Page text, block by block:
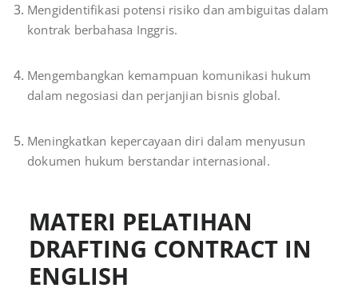
Mengidentifikasi potensi risiko dan ambiguitas dalam
kontrak berbahasa Inggris.
Mengembangkan kemampuan komunikasi hukum
dalam negosiasi dan perjanjian bisnis global.
Meningkatkan kepercayaan diri dalam menyusun
dokumen hukum berstandar internasional.
MATERI PELATIHAN
DRAFTING CONTRACT IN
ENGLISH